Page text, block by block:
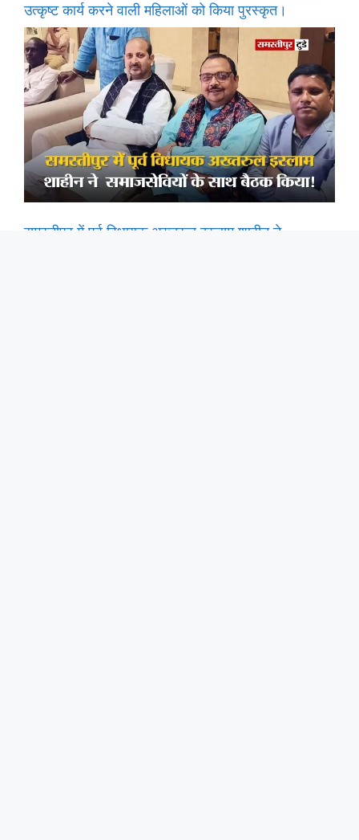
उत्कृष्ट कार्य करने वाली महिलाओं को किया पुरस्कृत।
समस्तीपुर में पूर्व विधायक अख्तरुल इस्लाम शाहीन ने